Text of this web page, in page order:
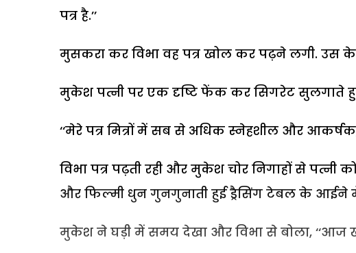
पत्र है.’’
मुसकरा कर विभा वह पत्र खोल कर पढ़ने लगी. उस
मुकेश पत्नी पर एक दृष्टि फेंक कर सिगरेट सुलगाते हुए
‘‘मेरे पत्र मित्रों में सब से अधिक स्नेहशील और
विभा पत्र पढ़ती रही और मुकेश चोर निगाहों से पत्नी
और फिल्मी धुन गुनगुनाती हुई ड्रैसिंग टेबल के आईने में
मुकेश ने घड़ी में समय देखा और विभा से बोला, ‘‘आज